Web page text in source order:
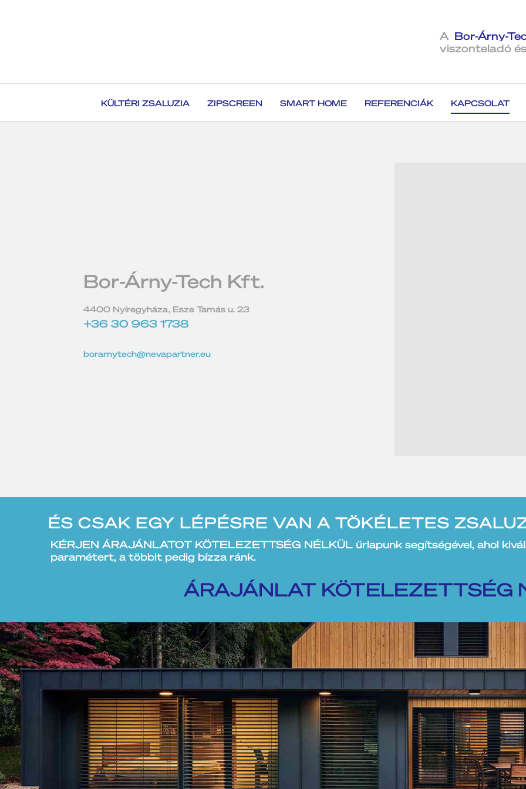
A Bor-Árny-
viszonteladó
KÜLTÉRI ZSALUZIA ZIPSCREEN SMART HOME REFERENCIÁK KAPCSOLAT
Bor-Árny-Tech Kft.
4400 Nyíregyháza, Esze Tamás u. 23
+36 30 963 1738
borarnytech@nevapartner.eu
ÉS CSAK EGY LÉPÉSRE VAN A TÖKÉLETES
KÉRJEN ÁRAJÁNLATOT KÖTELEZETTSÉG NÉLKÜL űrlapunk segítségével, ahol
paramétert, a többit pedig bízza ránk.
ÁRAJÁNLAT KÖTELEZETTSÉG